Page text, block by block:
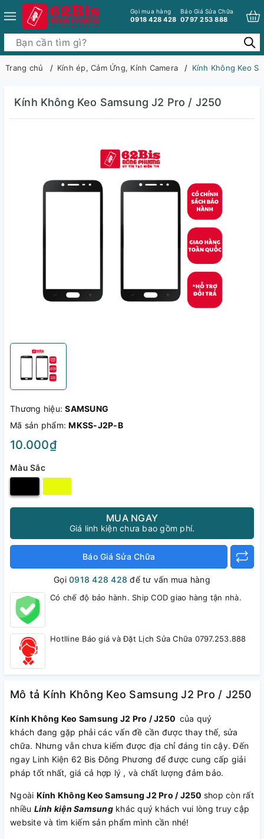
Gọi mua hàng
0918 428 428
Báo Giá Sửa Chữa
0797 253 888
Trang chủ Kính ép, Cảm Ứng, Kính Camera Kính Không Keo
Kính Không Keo Samsung J2 Pro / J250
Thương hiệu:SAMSUNG
Mã sản phẩm:MKSS-J2P-B
10.000₫
Màu Sắc
MUA NGAY
Giá linh kiện chưa bao gồm phí.
Báo Giá Sửa Chữa
Gọi0918 428 428 để tư vấn mua hàng
Có chế độ bảo hành. Ship COD giao hàng tận nhà.
Hotlline Báo giá và Đặt Lịch Sửa Chữa 0797.253.888
Mô tả Kính Không Keo Samsung J2 Pro / J250
Kính Không Keo Samsung J2 Pro / J250 của quý
khách đang gặp phải các vấn đề cần được thay thế, sửa
chữa. Nhưng vẫn chưa kiếm được địa chỉ đáng tin cậy. Đến
ngay Linh Kiện 62 Bis Đông Phương để được cung cấp giải
pháp tốt nhất, giá cả hợp lý , và chất lượng đảm bảo.
Ngoài Kính Không Keo Samsung J2 Pro / J250 shop còn rất
nhiều Linh kiện Samsungkhác quý khách vui lòng truy cập
website và tìm kiếm sản phẩm mình cần nhé!